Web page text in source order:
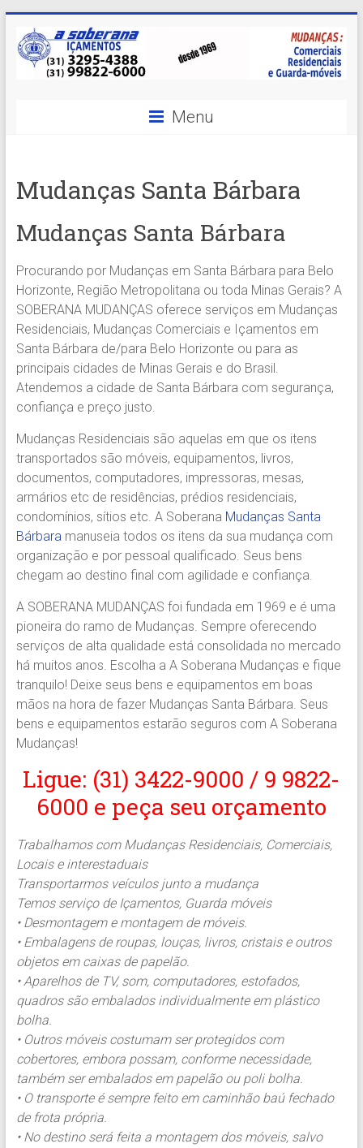
content
A
MELHOR
em
Içamentos
em
BH
e
Região.
Segurança,
Agilidade
Confiança.
31.2510-
Içamento
é
com
A
Soberana
Içamentos.
Menu
Mudanças Santa Bárbara
Mudanças Santa Bárbara
Procurando por Mudanças em Santa Bárbara para Belo
Horizonte, Região Metropolitana ou toda Minas Gerais? A
SOBERANA MUDANÇAS oferece serviços em Mudanças
Residenciais, Mudanças Comerciais e Içamentos em
Santa Bárbara de/para Belo Horizonte ou para as
principais cidades de Minas Gerais e do Brasil.
Atendemos a cidade de Santa Bárbara com segurança,
confiança e preço justo.
Mudanças Residenciais são aquelas em que os itens
transportados são móveis, equipamentos, livros,
documentos, computadores, impressoras, mesas,
armários etc de residências, prédios residenciais,
condomínios, sítios etc. A Soberana Mudanças Santa
Bárbaramanuseia todos os itens da sua mudança com
organização e por pessoal qualificado. Seus bens
chegam ao destino final com agilidade e confiança.
A SOBERANA MUDANÇAS foi fundada em 1969 e é uma
pioneira do ramo de Mudanças. Sempre oferecendo
serviços de alta qualidade está consolidada no mercado
há muitos anos. Escolha a A Soberana Mudanças e fique
tranquilo! Deixe seus bens e equipamentos em boas
mãos na hora de fazer Mudanças Santa Bárbara. Seus
bens e equipamentos estarão seguros com A Soberana
Mudanças!
Ligue: (31) 3422-9000 / 9 9822-
6000 e peça seu orçamento
Trabalhamos com Mudanças Residenciais, Comerciais,
Locais e interestaduais
Transportarmos veículos junto a mudança
Temos serviço de Içamentos, Guarda móveis
• Desmontagem e montagem de móveis.
• Embalagens de roupas, louças, livros, cristais e outros
objetos em caixas de papelão.
• Aparelhos de TV, som, computadores, estofados,
quadros são embalados individualmente em plástico
bolha.
• Outros móveis costumam ser protegidos com
cobertores, embora possam, conforme necessidade,
também ser embalados em papelão ou poli bolha.
• O transporte é sempre feito em caminhão baú fechado
de frota própria.
• No destino será feita a montagem dos móveis, salvo